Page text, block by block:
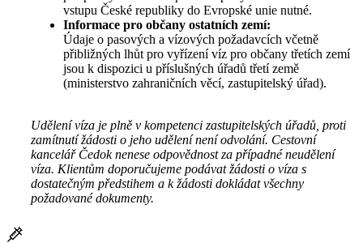
vstupu České republiky do Evropské unie nutné.
Informace pro občany ostatních zemí:
Údaje o pasových a vízových požadavcích včetně
přibližných lhůt pro vyřízení víz pro občany třetích zemí
jsou k dispozici u příslušných úřadů třetí země
(ministerstvo zahraničních věcí, zastupitelský úřad).
Udělení víza je plně v kompetenci zastupitelských úřadů, proti
zamítnutí žádosti o jeho udělení není odvolání. Cestovní
kancelář Čedok nenese odpovědnost za případné neudělení
víza. Klientům doporučujeme podávat žádosti o víza s
dostatečným předstihem a k žádosti dokládat všechny
požadované dokumenty.